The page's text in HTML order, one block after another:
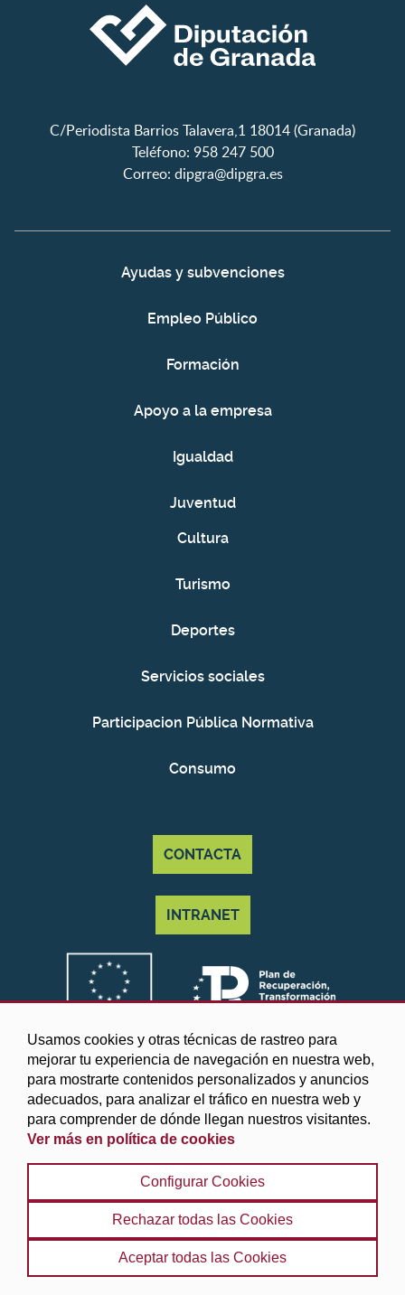
Usamos cookies y otras técnicas de rastreo para
mejorar tu experiencia de navegación en nuestra web,
para mostrarte contenidos personalizados y anuncios
adecuados, para analizar el tráfico en nuestra web y
para comprender de dónde llegan nuestros visitantes.
Ver más en política de cookies
Configurar Cookies
Rechazar todas las Cookies
Aceptar todas las Cookies
C/Periodista Barrios Talavera,1 18014 (Granada)
Teléfono: 958 247 500
Correo: dipgra@dipgra.es
Ayudas y subvenciones
Empleo Público
Formación
Apoyo a la empresa
Igualdad
Juventud
Cultura
Turismo
Deportes
Servicios sociales
Participacion Pública Normativa
Consumo
CONTACTA
INTRANET
©2025 Diputación de Granada
Aviso legal y Política de privacidad | Política de cookies
Protección de datos | Accesibilidad | Búsqueda |
Mapa web